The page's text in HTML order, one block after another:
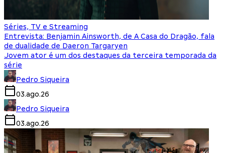
Séries, TV e Streaming
Entrevista: Benjamin Ainsworth, de A Casa do Dragão, fala
de dualidade de Daeron Targaryen
Jovem ator é um dos destaques da terceira temporada da
série
Pedro Siqueira
03.ago.26
Pedro Siqueira
03.ago.26